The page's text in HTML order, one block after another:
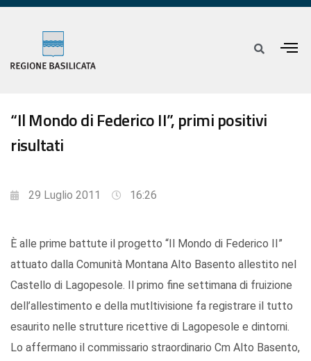
“Il Mondo di Federico II”, primi positivi
risultati
29 Luglio 2011 16:26
È alle prime battute il progetto “Il Mondo di Federico II”
attuato dalla Comunità Montana Alto Basento allestito nel
Castello di Lagopesole. Il primo fine settimana di fruizione
dell’allestimento e della mutltivisione fa registrare il tutto
esaurito nelle strutture ricettive di Lagopesole e dintorni.
Lo affermano il commissario straordinario Cm Alto Basento,